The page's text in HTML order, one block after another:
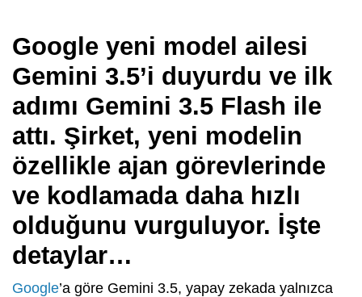
Google yeni model ailesi
Gemini 3.5’i duyurdu ve ilk
adımı Gemini 3.5 Flash ile
attı. Şirket, yeni modelin
özellikle ajan görevlerinde
ve kodlamada daha hızlı
olduğunu vurguluyor. İşte
detaylar…
Google’a göre Gemini 3.5, yapay zekada yalnızca